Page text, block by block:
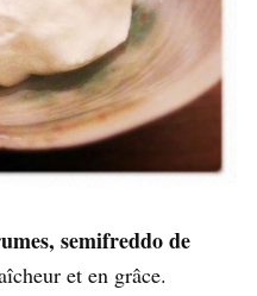
semifreddo de
et en grâce.